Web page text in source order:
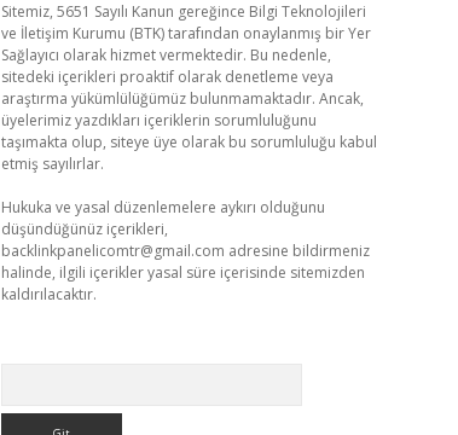
Sitemiz, 5651 Sayılı Kanun gereğince Bilgi Teknolojileri
ve İletişim Kurumu (BTK) tarafından onaylanmış bir Yer
Sağlayıcı olarak hizmet vermektedir. Bu nedenle,
sitedeki içerikleri proaktif olarak denetleme veya
araştırma yükümlülüğümüz bulunmamaktadır. Ancak,
üyelerimiz yazdıkları içeriklerin sorumluluğunu
taşımakta olup, siteye üye olarak bu sorumluluğu kabul
etmiş sayılırlar.
Hukuka ve yasal düzenlemelere aykırı olduğunu
düşündüğünüz içerikleri,
backlinkpanelicomtr@gmail.com adresine bildirmeniz
halinde, ilgili içerikler yasal süre içerisinde sitemizden
kaldırılacaktır.